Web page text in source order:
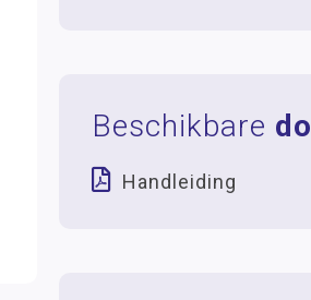
Beschikbare
Handleiding